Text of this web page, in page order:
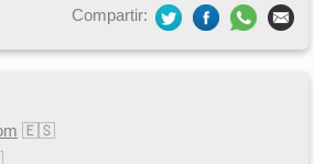
Compartir:
🇪🇸